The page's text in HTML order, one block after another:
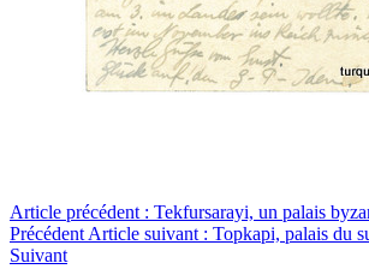
Article précédent : Tekfursarayi, un palais
Précédent Article suivant : Topkapi, palais du
Suivant